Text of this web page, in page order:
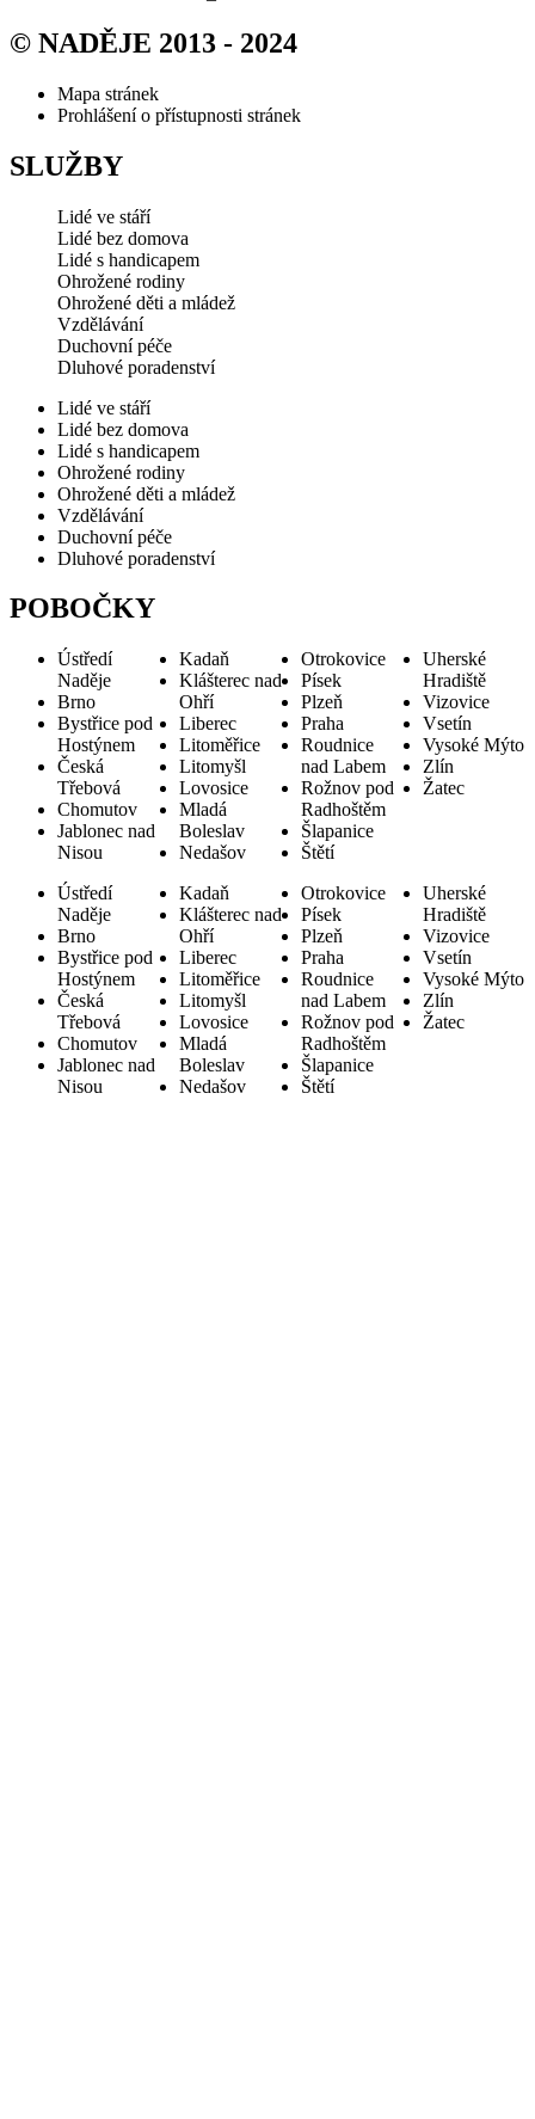
© NADĚJE 2013 - 2024
Mapa stránek
Prohlášení o přístupnosti stránek
SLUŽBY
Lidé ve stáří
Lidé bez domova
Lidé s handicapem
Ohrožené rodiny
Ohrožené děti a mládež
Vzdělávání
Duchovní péče
Dluhové poradenství
Lidé ve stáří
Lidé bez domova
Lidé s handicapem
Ohrožené rodiny
Ohrožené děti a mládež
Vzdělávání
Duchovní péče
Dluhové poradenství
POBOČKY
Ústředí
Naděje
Brno
Bystřice pod
Hostýnem
Česká
Třebová
Chomutov
Jablonec nad
Nisou
Kadaň
Klášterec nad
Ohří
Liberec
Litoměřice
Litomyšl
Lovosice
Mladá
Boleslav
Nedašov
Otrokovice
Písek
Plzeň
Praha
Roudnice
nad Labem
Rožnov pod
Radhoštěm
Šlapanice
Štětí
Uherské
Hradiště
Vizovice
Vsetín
Vysoké Mýto
Zlín
Žatec
Ústředí
Naděje
Brno
Bystřice pod
Hostýnem
Česká
Třebová
Chomutov
Jablonec nad
Nisou
Kadaň
Klášterec nad
Ohří
Liberec
Litoměřice
Litomyšl
Lovosice
Mladá
Boleslav
Nedašov
Otrokovice
Písek
Plzeň
Praha
Roudnice
nad Labem
Rožnov pod
Radhoštěm
Šlapanice
Štětí
Uherské
Hradiště
Vizovice
Vsetín
Vysoké Mýto
Zlín
Žatec